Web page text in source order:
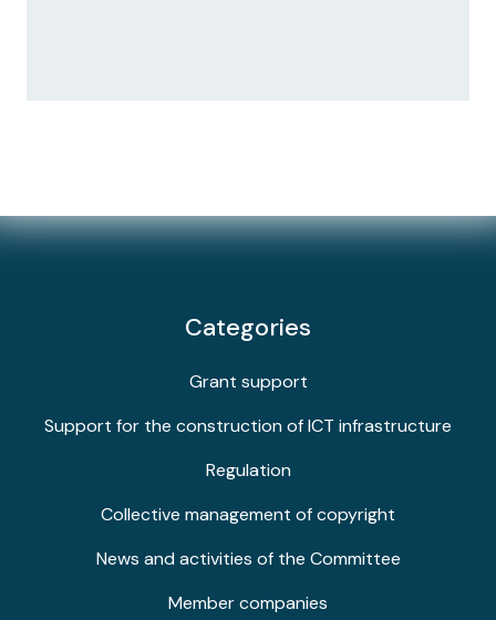
Categories
Grant support
Support for the construction of ICT infrastructure
Regulation
Collective management of copyright
News and activities of the Committee
Member companies